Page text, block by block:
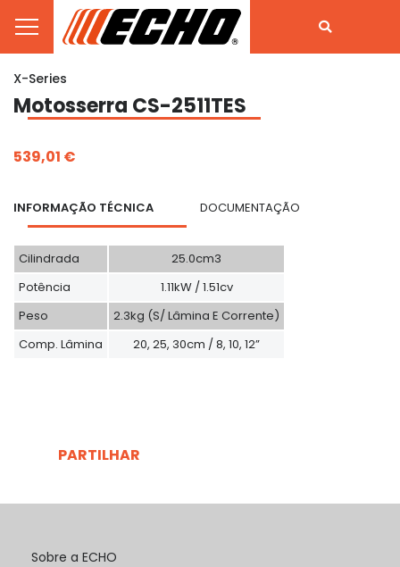
PARTILHAR
X-Series
Motosserra CS-2511TES
539,01 €
INFORMAÇÃO TÉCNICA DOCUMENTAÇÃO
Cilindrada
25.0cm3
Potência
1.11kW / 1.51cv
Peso
2.3kg (s/ Lâmina E Corrente)
Comp. Lâmina
20, 25, 30cm / 8, 10, 12”
Sobre a ECHO